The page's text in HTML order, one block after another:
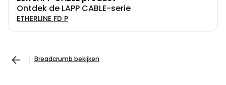
Ontdek de LAPP CABLE-serie
ETHERLINE FD P
Breadcrumb bekijken